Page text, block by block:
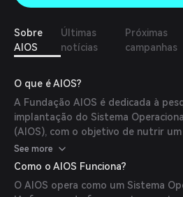
Sobre
AIOS
Últimas
notícias
Próximas
campanhas
O que é AIOS?
A Fundação AIOS é dedicada à
implantação do Sistema
(AIOS), com o objetivo de nutrir
aberto para agentes de IA. (
See more
Como o AIOS Funciona?
O AIOS opera como um Sistema